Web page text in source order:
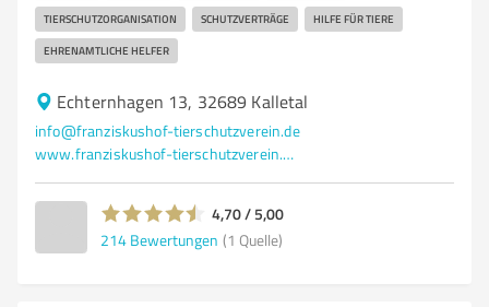
TIERSCHUTZORGANISATION SCHUTZVERTRÄGE HILFE FÜR TIERE
EHRENAMTLICHE HELFER
Echternhagen 13, 32689 Kalletal
info@franziskushof-tierschutzverein.de
www.franziskushof-tierschutzverein.de/Index/index.php
4,70 / 5,00
214 Bewertungen (1 Quelle)